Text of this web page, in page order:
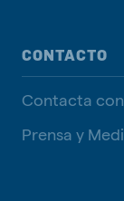
CONTACTO
Contacta
Prensa y